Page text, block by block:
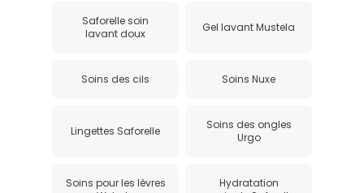
Saforelle soin
lavant doux
Gel lavant Mustela
Soins des cils Soins Nuxe
Lingettes Saforelle
Soins des ongles
Urgo
Soins pour les lèvres
Hydratation